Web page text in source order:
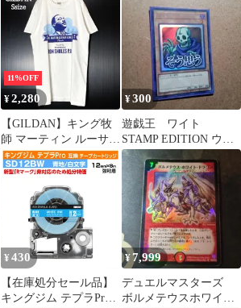
ムカデ 防虫 対策 2m 開
閉不可 本体のみ(ホワ
イト, 2m 開閉不可 (本
体のみ))
11%OFF
¥2,280
【GILDAN】キング牧
師 マーティン ルーサー
キング ジュニア 記念パ
レード 肖像 人物 両面
プリントロゴ 半袖Tシ
ャツ US古着 USA輸入
ホワイト Ssize
¥300
遊戯王 ワイト
STAMP EDITION ウル
トラ
¥ 430
【在庫処分セール品】
キングジム テプラPro
¥7,999
デュエルマスターズ
ボルメテウスホワイト